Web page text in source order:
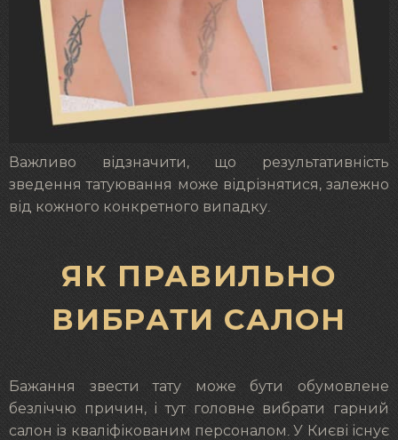
Важливо відзначити, що результативність
зведення татуювання може відрізнятися, залежно
від кожного конкретного випадку.
ЯК ПРАВИЛЬНО
ВИБРАТИ САЛОН
Бажання звести тату може бути обумовлене
безліччю причин, і тут головне вибрати гарний
салон із кваліфікованим персоналом. У Києві існує